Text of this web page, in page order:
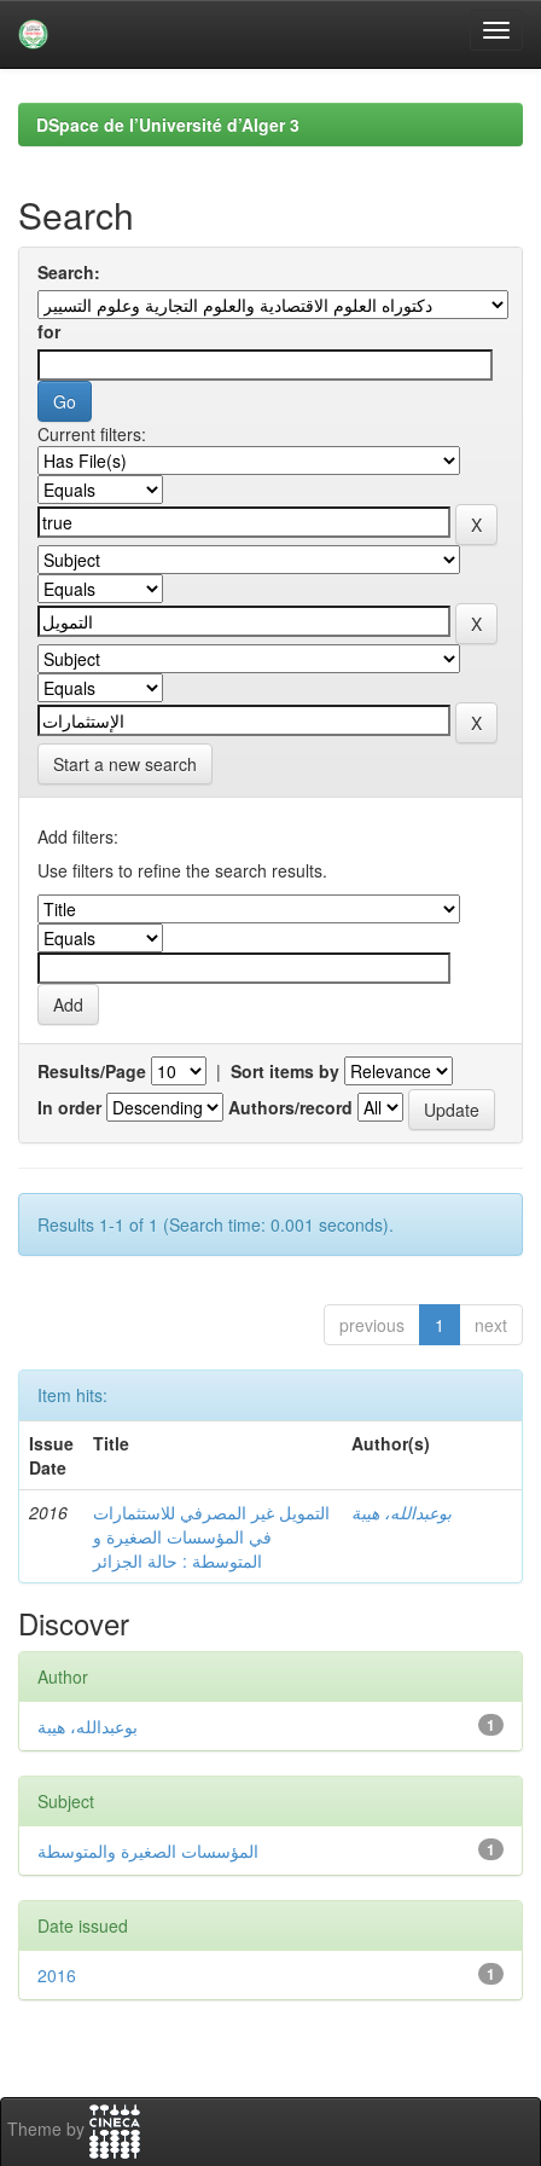
navigationDSpace de l’Université d’Alger 3
Search
Search:
for
Current filters:
Start a new search
Add filters:
Use filters to refine the search results.
Results/Page | Sort items by
In order
Authors/record
Results 1-1 of 1 (Search time: 0.001 seconds).
previous 1 next
Item hits:
Issue
Date
Title Author(s)
2016
التمويل غير المصرفي للاستثمارات
في المؤسسات الصغيرة و
المتوسطة : حالة الجزائر
بوعبدالله، هيبة
Discover
Author
1 بوعبدالله، هيبة
Subject
1 المؤسسات الصغيرة والمتوسطة
Date issued
1
2016
Theme by